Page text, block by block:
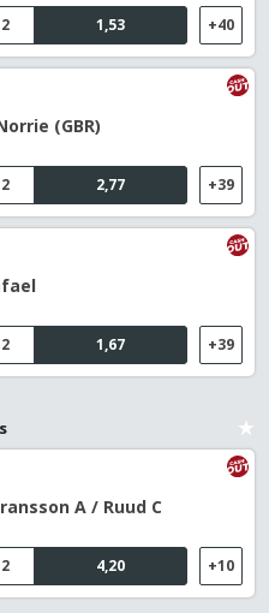
1,53
2 +40
(GBR)
2,77
2 +39
1,67
2 +39
A / Ruud C
4,20
2 +10